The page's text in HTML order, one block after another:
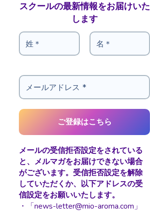
スクールの最新情報をお届けいた
します
メールの受信拒否設定をされている
と、メルマガをお届けできない場合
がございます。受信拒否設定を解除
していただくか、以下アドレスの受
信設定をお願いいたします。
・「news-letter@mio-aroma.com」